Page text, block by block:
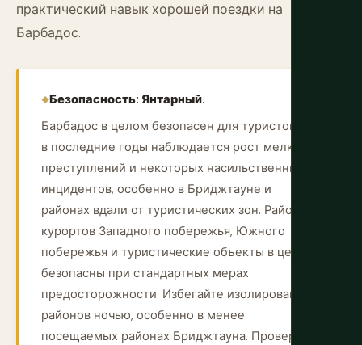
практический навык хорошей поездки на
Барбадос.
Безопасность: Янтарный.
Барбадос в целом безопасен для туристов, но
в последние годы наблюдается рост мелких
преступлений и некоторых насильственных
инцидентов, особенно в Бриджтауне и
районах вдали от туристических зон. Районы
курортов Западного побережья, Южного
побережья и туристические объекты в целом
безопасны при стандартных мерах
предосторожности. Избегайте изолированных
районов ночью, особенно в менее
посещаемых районах Бриджтауна. Проверьте